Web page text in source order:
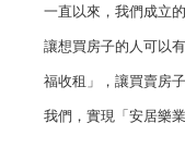
一直以來，我們成立
讓想買房子的人可以
福收租」，讓買賣房
我們，實現「安居樂